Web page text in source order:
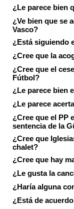
¿Le parece bien
¿Ve bien que se
Vasco?
¿Está siguiendo
¿Cree que la
¿Cree que el
Fútbol?
¿Le parece bien
¿Le parece
¿Cree que el PP
sentencia de la
¿Cree que
chalet?
¿Cree que hay
¿Le gusta la
¿Haría alguna
¿Está de